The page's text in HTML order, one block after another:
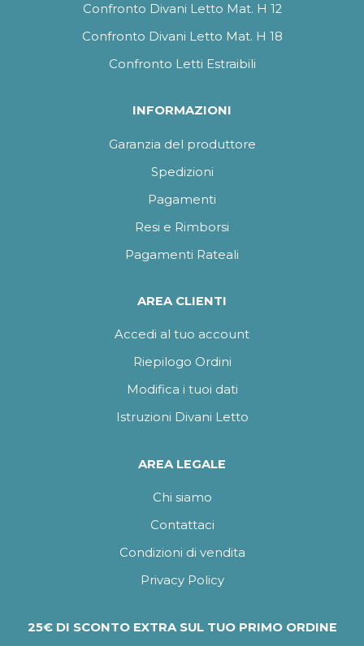
Confronto Divani Letto Mat. H 12
Confronto Divani Letto Mat. H 18
Confronto Letti Estraibili
INFORMAZIONI
Garanzia del produttore
Spedizioni
Pagamenti
Resi e Rimborsi
Pagamenti Rateali
AREA CLIENTI
Accedi al tuo account
Riepilogo Ordini
Modifica i tuoi dati
Istruzioni Divani Letto
AREA LEGALE
Chi siamo
Contattaci
Condizioni di vendita
Privacy Policy
25€ DI SCONTO EXTRA SUL TUO PRIMO ORDINE